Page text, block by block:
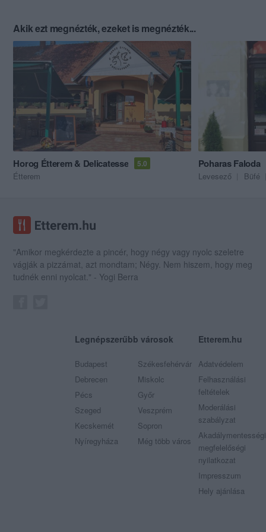
Akik ezt megnézték, ezeket is megnézték...
Horog Étterem & Delicatesse 5.0
Étterem
Poharas Faloda
Levesező Büfé
"Amikor megkérdezte a pincér, hogy négy vagy nyolc szeletre
vágják a pizzámat, azt mondtam; Négy. Nem hiszem, hogy meg
tudnék enni nyolcat." - Yogi Berra
Legnépszerűbb városok
Budapest
Debrecen
Pécs
Szeged
Kecskemét
Nyíregyháza
Székesfehérvár
Miskolc
Győr
Veszprém
Sopron
Még több város
Etterem.hu
Adatvédelem
Felhasználási
feltételek
Moderálási
szabályzat
Akadálymentességi
megfelelőségi
nyilatkozat
Impresszum
Hely ajánlása